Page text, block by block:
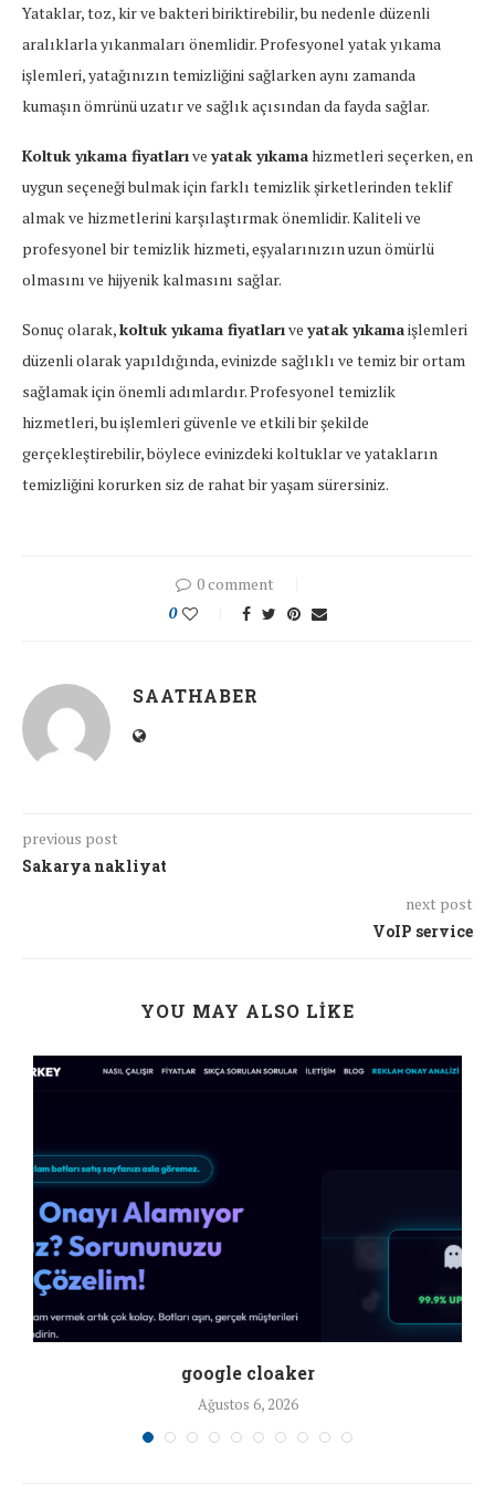
Yataklar, toz, kir ve bakteri biriktirebilir, bu nedenle düzenli
aralıklarla yıkanmaları önemlidir. Profesyonel yatak yıkama
işlemleri, yatağınızın temizliğini sağlarken aynı zamanda
kumaşın ömrünü uzatır ve sağlık açısından da fayda sağlar.
Koltuk yıkama fiyatlarıveyatak yıkamahizmetleri seçerken, en
uygun seçeneği bulmak için farklı temizlik şirketlerinden teklif
almak ve hizmetlerini karşılaştırmak önemlidir. Kaliteli ve
profesyonel bir temizlik hizmeti, eşyalarınızın uzun ömürlü
olmasını ve hijyenik kalmasını sağlar.
Sonuç olarak,koltuk yıkama fiyatlarıveyatak yıkamaişlemleri
düzenli olarak yapıldığında, evinizde sağlıklı ve temiz bir ortam
sağlamak için önemli adımlardır. Profesyonel temizlik
hizmetleri, bu işlemleri güvenle ve etkili bir şekilde
gerçekleştirebilir, böylece evinizdeki koltuklar ve yatakların
temizliğini korurken siz de rahat bir yaşam sürersiniz.
0 comment
0
SAATHABER
previous post
Sakarya nakliyat
next post
VoIP service
YOU MAY ALSO LIKE
google cloaker
Ağustos 6, 2026